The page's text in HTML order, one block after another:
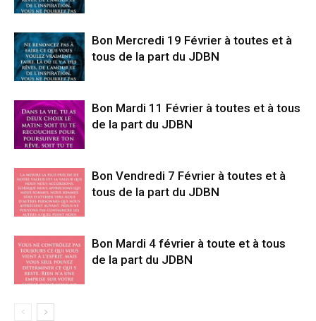
Bon Mercredi 19 Février à toutes et à
tous de la part du JDBN
Bon Mardi 11 Février à toutes et à tous
de la part du JDBN
Bon Vendredi 7 Février à toutes et à
tous de la part du JDBN
Bon Mardi 4 février à toute et à tous
de la part du JDBN